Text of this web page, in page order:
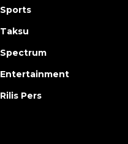
Sports
Taksu
Spectrum
Entertainment
Rilis Pers